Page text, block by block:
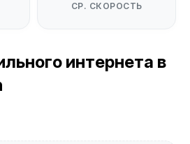
СР. СКОРОСТЬ
интернета в